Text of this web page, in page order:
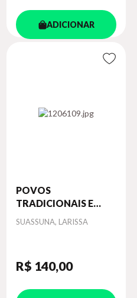
ADICIONAR
POVOS
TRADICIONAIS E
CORR...
Autor
SUASSUNA, LARISSA
R$ 140,00